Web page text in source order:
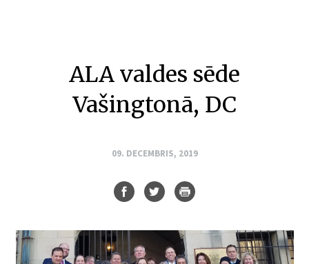
ALA valdes sēde
Vašingtonā, DC
09. DECEMBRIS, 2019